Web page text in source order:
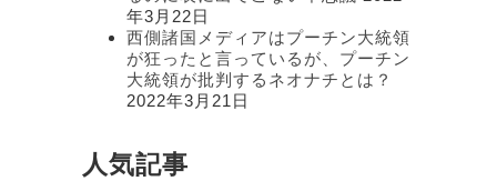
年3月22日
西側諸国メディアはプーチン大統領
が狂ったと言っているが、プーチン
大統領が批判するネオナチとは？
2022年3月21日
人気記事